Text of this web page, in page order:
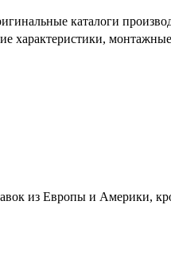
каталоги
характеристики,
из Европы и Америки,